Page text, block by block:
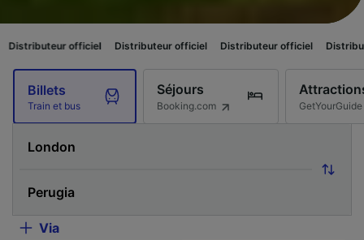
officiel Distributeur officiel Distributeur officiel Distributeur officiel
Billets
Train et bus
Séjours
Booking.com GetYourGuide
Via